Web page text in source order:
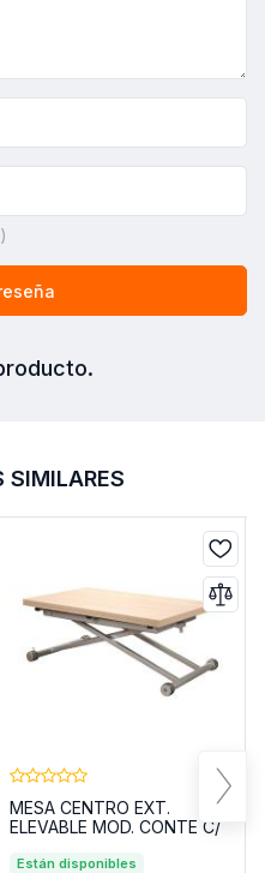
SIMILARES
MESA CENTRO EXT.
ELEVABLE MOD. CONTE C/
Están disponibles